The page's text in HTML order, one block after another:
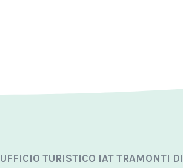
UFFICIO TURISTICO IAT TRAMONTI DI